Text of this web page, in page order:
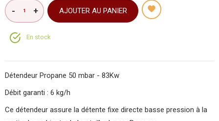
AJOUTER AU PANIER
En stock
Détendeur Propane 50 mbar - 83Kw
Débit garanti : 6 kg/h
Ce détendeur assure la détente fixe directe basse pression à la